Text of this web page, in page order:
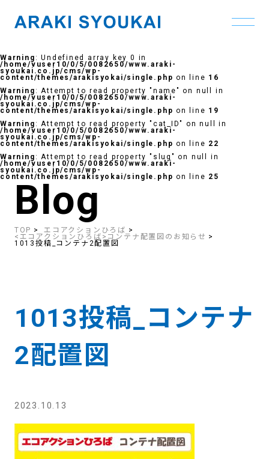
to
the
content
Warning : Undefined array key 0 in
/home/vuser10/0/5/0082650/www.araki-
syoukai.co.jp/cms/wp-
content/themes/arakisyokai/single.php on line 16
Warning : Attempt to read property "name" on null in
/home/vuser10/0/5/0082650/www.araki-
syoukai.co.jp/cms/wp-
content/themes/arakisyokai/single.php on line 19
Warning : Attempt to read property "cat_ID" on null in
/home/vuser10/0/5/0082650/www.araki-
syoukai.co.jp/cms/wp-
content/themes/arakisyokai/single.php on line 22
Warning : Attempt to read property "slug" on null in
/home/vuser10/0/5/0082650/www.araki-
syoukai.co.jp/cms/wp-
content/themes/arakisyokai/single.php on line 25
Blog
TOP エコアクションひろば
<エコアクションひろば>コンテナ配置図のお知らせ
1013投稿_コンテナ2配置図
1013投稿_コンテナ
2配置図
2023.10.13